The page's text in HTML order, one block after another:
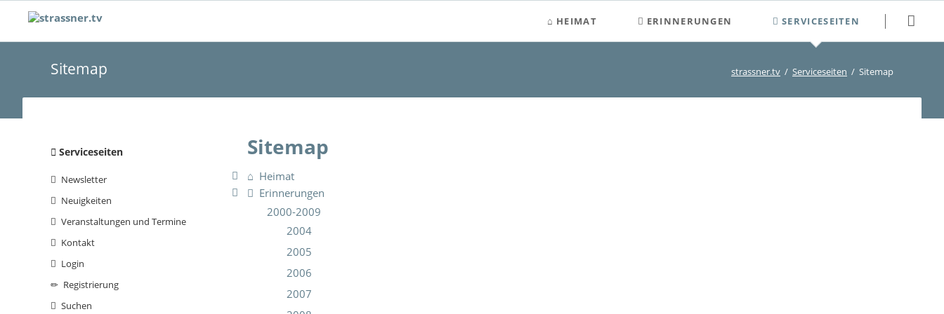
überspringen
HEIMAT ERINNERUNGEN SERVICESEITEN
Sitemap strassner.tv Serviceseiten Sitemap
Sitemap
Heimat
Erinnerungen
2000-2009
2004
2005
2006
2007
Navigation
Serviceseiten
Newsletter
Neuigkeiten
Veranstaltungen und Termine
Kontakt
Login
Registrierung
Suchen